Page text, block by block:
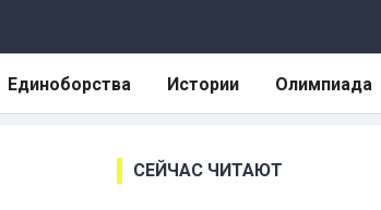
Единоборства Истории Олимпиада
СЕЙЧАС ЧИТАЮТ